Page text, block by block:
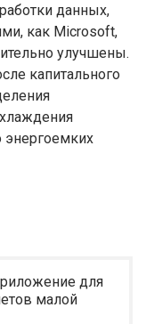
данных,
как Microsoft,
улучшены.
капитального
энергоемких
для
малой